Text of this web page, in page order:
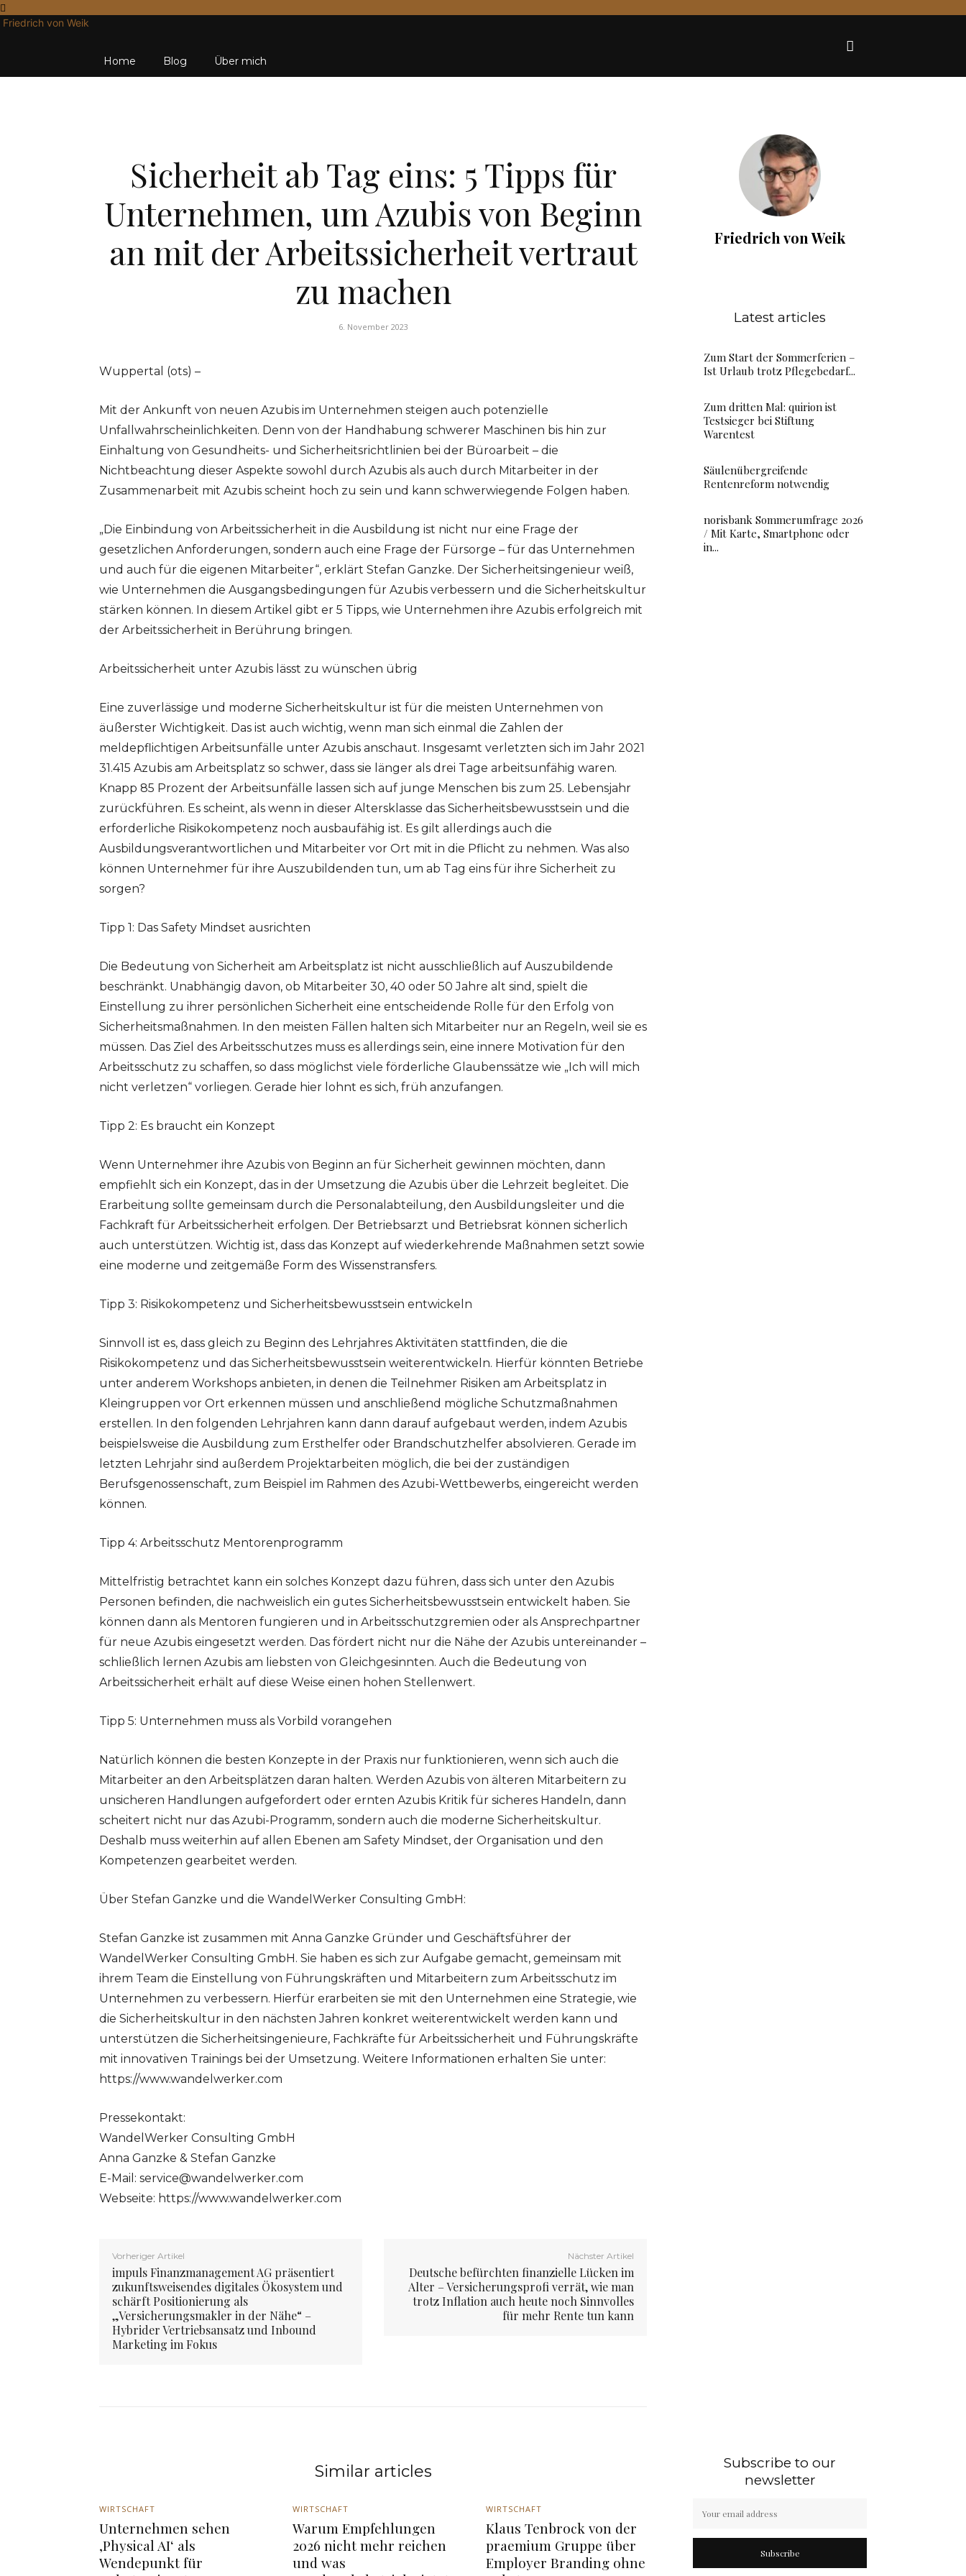
Friedrich von Weik
Home Blog Über mich
Sicherheit ab Tag eins: 5 Tipps für
Unternehmen, um Azubis von Beginn
an mit der Arbeitssicherheit vertraut
zu machen
6. November 2023
Wuppertal (ots) –
Mit der Ankunft von neuen Azubis im Unternehmen steigen auch potenzielle
Unfallwahrscheinlichkeiten. Denn von der Handhabung schwerer Maschinen bis hin zur
Einhaltung von Gesundheits- und Sicherheitsrichtlinien bei der Büroarbeit – die
Nichtbeachtung dieser Aspekte sowohl durch Azubis als auch durch Mitarbeiter in der
Zusammenarbeit mit Azubis scheint hoch zu sein und kann schwerwiegende Folgen haben.
„Die Einbindung von Arbeitssicherheit in die Ausbildung ist nicht nur eine Frage der
gesetzlichen Anforderungen, sondern auch eine Frage der Fürsorge – für das Unternehmen
und auch für die eigenen Mitarbeiter“, erklärt Stefan Ganzke. Der Sicherheitsingenieur weiß,
wie Unternehmen die Ausgangsbedingungen für Azubis verbessern und die Sicherheitskultur
stärken können. In diesem Artikel gibt er 5 Tipps, wie Unternehmen ihre Azubis erfolgreich mit
der Arbeitssicherheit in Berührung bringen.
Arbeitssicherheit unter Azubis lässt zu wünschen übrig
Eine zuverlässige und moderne Sicherheitskultur ist für die meisten Unternehmen von
äußerster Wichtigkeit. Das ist auch wichtig, wenn man sich einmal die Zahlen der
meldepflichtigen Arbeitsunfälle unter Azubis anschaut. Insgesamt verletzten sich im Jahr 2021
31.415 Azubis am Arbeitsplatz so schwer, dass sie länger als drei Tage arbeitsunfähig waren.
Knapp 85 Prozent der Arbeitsunfälle lassen sich auf junge Menschen bis zum 25. Lebensjahr
zurückführen. Es scheint, als wenn in dieser Altersklasse das Sicherheitsbewusstsein und die
erforderliche Risikokompetenz noch ausbaufähig ist. Es gilt allerdings auch die
Ausbildungsverantwortlichen und Mitarbeiter vor Ort mit in die Pflicht zu nehmen. Was also
können Unternehmer für ihre Auszubildenden tun, um ab Tag eins für ihre Sicherheit zu
sorgen?
Tipp 1: Das Safety Mindset ausrichten
Die Bedeutung von Sicherheit am Arbeitsplatz ist nicht ausschließlich auf Auszubildende
beschränkt. Unabhängig davon, ob Mitarbeiter 30, 40 oder 50 Jahre alt sind, spielt die
Einstellung zu ihrer persönlichen Sicherheit eine entscheidende Rolle für den Erfolg von
Sicherheitsmaßnahmen. In den meisten Fällen halten sich Mitarbeiter nur an Regeln, weil sie es
müssen. Das Ziel des Arbeitsschutzes muss es allerdings sein, eine innere Motivation für den
Arbeitsschutz zu schaffen, so dass möglichst viele förderliche Glaubenssätze wie „Ich will mich
nicht verletzen“ vorliegen. Gerade hier lohnt es sich, früh anzufangen.
Tipp 2: Es braucht ein Konzept
Wenn Unternehmer ihre Azubis von Beginn an für Sicherheit gewinnen möchten, dann
empfiehlt sich ein Konzept, das in der Umsetzung die Azubis über die Lehrzeit begleitet. Die
Erarbeitung sollte gemeinsam durch die Personalabteilung, den Ausbildungsleiter und die
Fachkraft für Arbeitssicherheit erfolgen. Der Betriebsarzt und Betriebsrat können sicherlich
auch unterstützen. Wichtig ist, dass das Konzept auf wiederkehrende Maßnahmen setzt sowie
eine moderne und zeitgemäße Form des Wissenstransfers.
Tipp 3: Risikokompetenz und Sicherheitsbewusstsein entwickeln
Sinnvoll ist es, dass gleich zu Beginn des Lehrjahres Aktivitäten stattfinden, die die
Risikokompetenz und das Sicherheitsbewusstsein weiterentwickeln. Hierfür könnten Betriebe
unter anderem Workshops anbieten, in denen die Teilnehmer Risiken am Arbeitsplatz in
Kleingruppen vor Ort erkennen müssen und anschließend mögliche Schutzmaßnahmen
erstellen. In den folgenden Lehrjahren kann dann darauf aufgebaut werden, indem Azubis
beispielsweise die Ausbildung zum Ersthelfer oder Brandschutzhelfer absolvieren. Gerade im
letzten Lehrjahr sind außerdem Projektarbeiten möglich, die bei der zuständigen
Berufsgenossenschaft, zum Beispiel im Rahmen des Azubi-Wettbewerbs, eingereicht werden
können.
Tipp 4: Arbeitsschutz Mentorenprogramm
Mittelfristig betrachtet kann ein solches Konzept dazu führen, dass sich unter den Azubis
Personen befinden, die nachweislich ein gutes Sicherheitsbewusstsein entwickelt haben. Sie
können dann als Mentoren fungieren und in Arbeitsschutzgremien oder als Ansprechpartner
für neue Azubis eingesetzt werden. Das fördert nicht nur die Nähe der Azubis untereinander –
schließlich lernen Azubis am liebsten von Gleichgesinnten. Auch die Bedeutung von
Arbeitssicherheit erhält auf diese Weise einen hohen Stellenwert.
Tipp 5: Unternehmen muss als Vorbild vorangehen
Natürlich können die besten Konzepte in der Praxis nur funktionieren, wenn sich auch die
Mitarbeiter an den Arbeitsplätzen daran halten. Werden Azubis von älteren Mitarbeitern zu
unsicheren Handlungen aufgefordert oder ernten Azubis Kritik für sicheres Handeln, dann
scheitert nicht nur das Azubi-Programm, sondern auch die moderne Sicherheitskultur.
Deshalb muss weiterhin auf allen Ebenen am Safety Mindset, der Organisation und den
Kompetenzen gearbeitet werden.
Über Stefan Ganzke und die WandelWerker Consulting GmbH:
Stefan Ganzke ist zusammen mit Anna Ganzke Gründer und Geschäftsführer der
WandelWerker Consulting GmbH. Sie haben es sich zur Aufgabe gemacht, gemeinsam mit
ihrem Team die Einstellung von Führungskräften und Mitarbeitern zum Arbeitsschutz im
Unternehmen zu verbessern. Hierfür erarbeiten sie mit den Unternehmen eine Strategie, wie
die Sicherheitskultur in den nächsten Jahren konkret weiterentwickelt werden kann und
unterstützen die Sicherheitsingenieure, Fachkräfte für Arbeitssicherheit und Führungskräfte
mit innovativen Trainings bei der Umsetzung. Weitere Informationen erhalten Sie unter:
https://www.wandelwerker.com
Pressekontakt:
WandelWerker Consulting GmbH
Anna Ganzke & Stefan Ganzke
E-Mail: service@wandelwerker.com
Webseite: https://www.wandelwerker.com
Vorheriger Artikel
impuls Finanzmanagement AG präsentiert
zukunftsweisendes digitales Ökosystem und
schärft Positionierung als
„Versicherungsmakler in der Nähe“ –
Hybrider Vertriebsansatz und Inbound
Marketing im Fokus
Nächster Artikel
Deutsche befürchten finanzielle Lücken im
Alter – Versicherungsprofi verrät, wie man
trotz Inflation auch heute noch Sinnvolles
für mehr Rente tun kann
Friedrich von Weik
Latest articles
Zum Start der Sommerferien –
Ist Urlaub trotz Pflegebedarf...
Zum dritten Mal: quirion ist
Testsieger bei Stiftung
Warentest
Säulenübergreifende
Rentenreform notwendig
norisbank Sommerumfrage 2026
/ Mit Karte, Smartphone oder
in...
Similar articles
WIRTSCHAFT
Unternehmen sehen
‚Physical AI‘ als
Wendepunkt für
WIRTSCHAFT
Warum Empfehlungen
2026 nicht mehr reichen
und was
WIRTSCHAFT
Klaus Tenbrock von der
praemium Gruppe über
Employer Branding ohne
Subscribe to our
newsletter
Subscribe